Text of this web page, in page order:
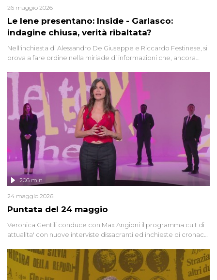
Le Iene presentano: Inside - Garlasco:
indagine chiusa, verità ribaltata?
26 maggio 2026
Nell'inchiesta di Alessandro De Giuseppe e Riccardo Festinese, si
prova a fare ordine nella miriade di informazioni che, ancora
giudiziarie più discusse degli ultimi anni. Lo speciale ricostruisce la
vicenda mettendo in fila testimonianze, errori, dettagli
controversi e i protagonisti di un'indagine che sembra non avere
fine.
Puntata del 24 maggio
206 min
24 maggio 2026
Veronica Gentili conduce con Max Angioni il programma cult di
attualita' con nuove interviste dissacranti ed inchieste di cronaca